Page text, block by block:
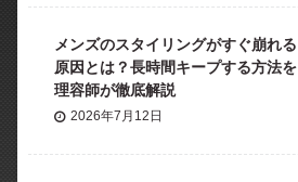
メンズのスタイリングがすぐ崩れる
原因とは？長時間キープする方法を
理容師が徹底解説
2026年7月12日